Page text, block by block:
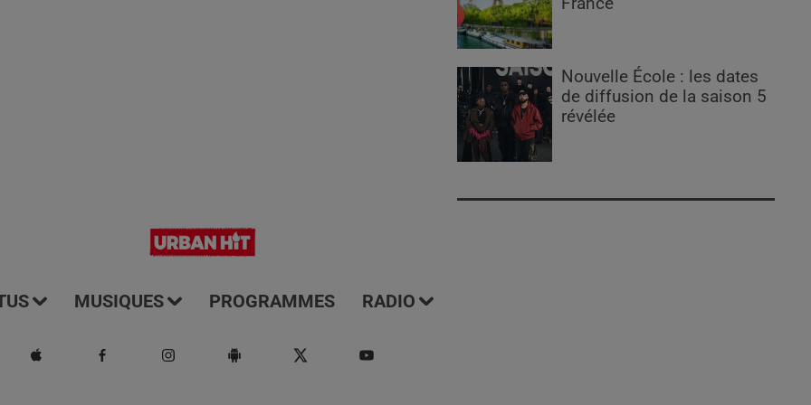
Nouvelle École : les dates
de diffusion de la saison 5
révélée
MUSIQUES PROGRAMMES RADIO